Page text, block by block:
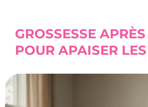
GROSSESSE
POUR APAISER